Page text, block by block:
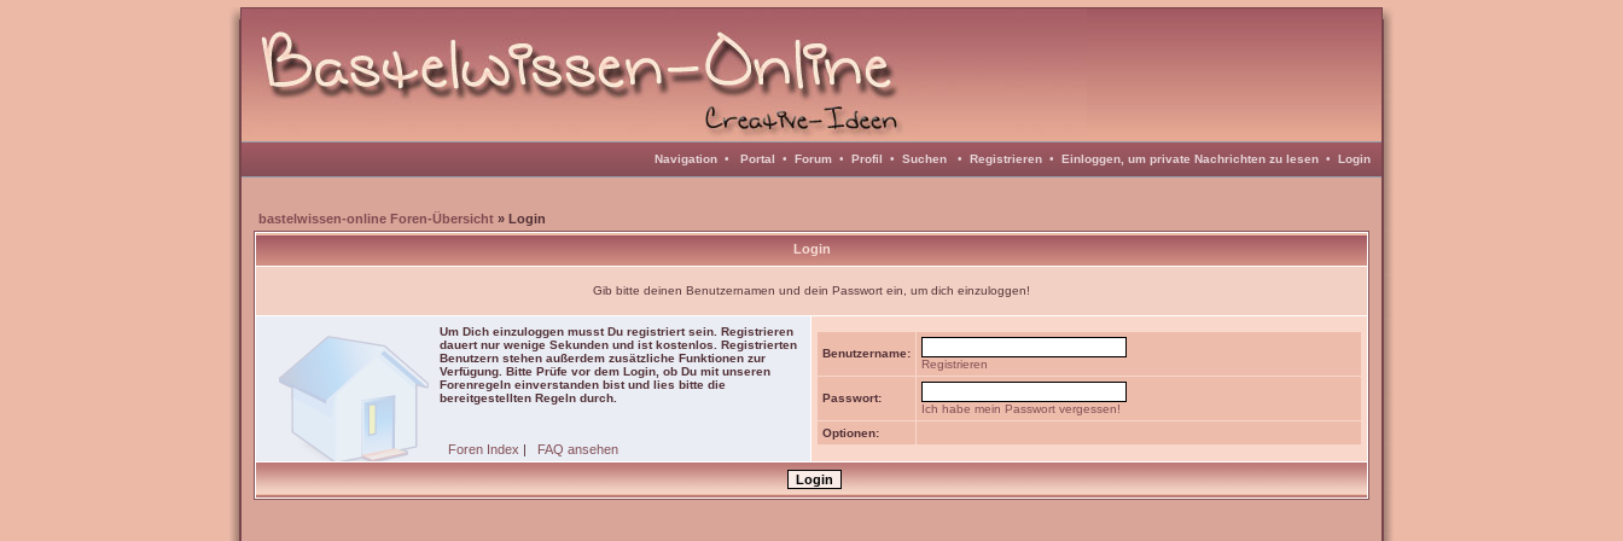
Navigation • Portal • Forum • Profil • Suchen • Registrieren • Einloggen, um private Nachrichten zu lesen • Login
bastelwissen-online Foren-Übersicht » Login
Login
Gib bitte deinen Benutzernamen und dein Passwort ein, um dich einzuloggen!
Um Dich einzuloggen musst Du registriert sein. Registrieren
dauert nur wenige Sekunden und ist kostenlos. Registrierten
Benutzern stehen außerdem zusätzliche Funktionen zur
Verfügung. Bitte Prüfe vor dem Login, ob Du mit unseren
Forenregeln einverstanden bist und lies bitte die
bereitgestellten Regeln durch.
Foren Index | FAQ ansehen
Benutzername:
Registrieren
Passwort:
Ich habe mein Passwort vergessen!
Optionen: